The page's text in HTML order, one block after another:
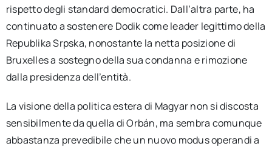
rispetto degli standard democratici. Dall’altra parte, ha
continuato a sostenere Dodik come leader legittimo della
Republika Srpska, nonostante la netta posizione di
Bruxelles a sostegno della sua condanna e rimozione
dalla presidenza dell’entità.
La visione della politica estera di Magyar non si discosta
sensibilmente da quella di Orbán, ma sembra comunque
abbastanza prevedibile che un nuovo modus operandi a